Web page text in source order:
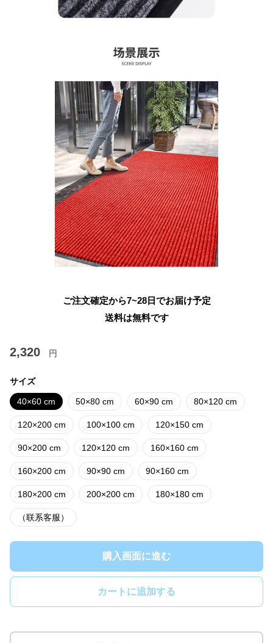
ご注文確定から7~28日でお届け予定
送料は無料です
2,320 円
サイズ
40×60 cm 50×80 cm 60×90 cm 80×120 cm
120×200 cm 100×100 cm 120×150 cm
90×200 cm 120×120 cm 160×160 cm
160×200 cm 90×90 cm 90×160 cm
180×200 cm 200×200 cm 180×180 cm
（联系客服）
購入画面に進む
カートに追加する